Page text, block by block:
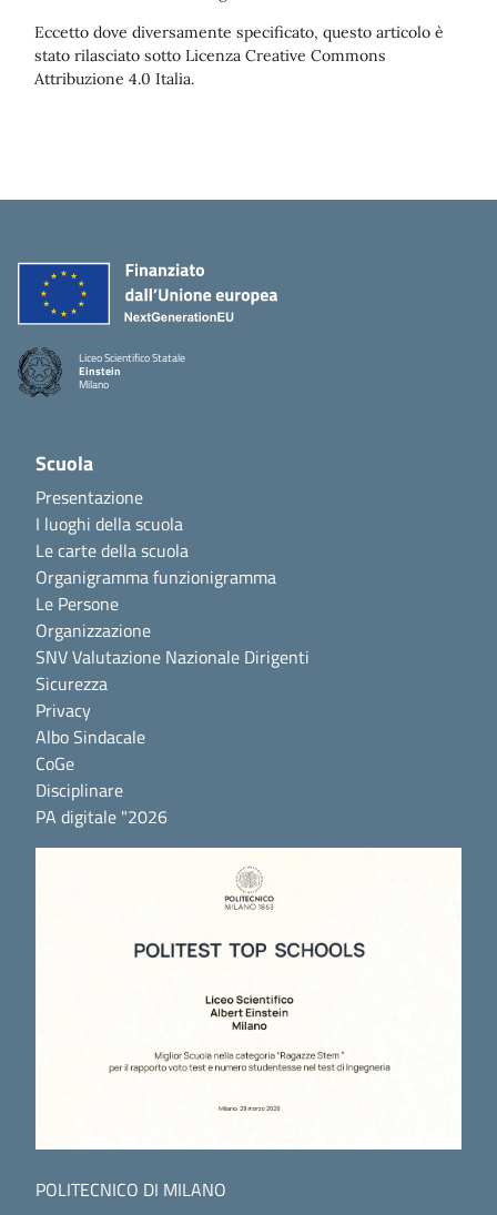
Eccetto dove diversamente specificato, questo articolo è
stato rilasciato sotto Licenza Creative Commons
Attribuzione 4.0 Italia.
Liceo Scientifico Statale
Einstein
Milano
Scuola
Presentazione
I luoghi della scuola
Le carte della scuola
Organigramma funzionigramma
Le Persone
Organizzazione
SNV Valutazione Nazionale Dirigenti
Sicurezza
Privacy
Albo Sindacale
CoGe
Disciplinare
PA digitale "2026
POLITECNICO DI MILANO